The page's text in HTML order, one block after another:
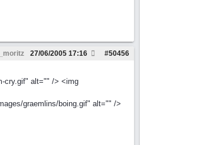
#50456
27/06/2005 17:16
cry.gif" alt="" /> <img
graemlins/boing.gif" alt="" />